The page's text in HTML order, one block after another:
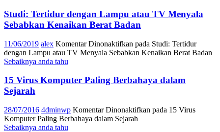
Studi: Tertidur dengan Lampu atau TV Menyala
Sebabkan Kenaikan Berat Badan
11/06/2019 alex Komentar Dinonaktifkan pada Studi: Tertidur
dengan Lampu atau TV Menyala Sebabkan Kenaikan Berat Badan
Sebaiknya anda tahu
15 Virus Komputer Paling Berbahaya dalam
Sejarah
28/07/2016 4dminwp Komentar Dinonaktifkan pada 15 Virus
Komputer Paling Berbahaya dalam Sejarah
Sebaiknya anda tahu